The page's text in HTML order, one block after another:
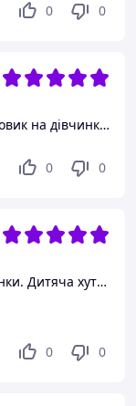
0 0
Дитячий підлітковий Натуральний пуховик на дівчинку. Розміри 130-160. Зимове пальто 140
0 0
Поздовжня хутряна жилетка для дівчинки. Дитяча хутряна жилетка. Розміри 140-170 Бежевий, 160
0 0